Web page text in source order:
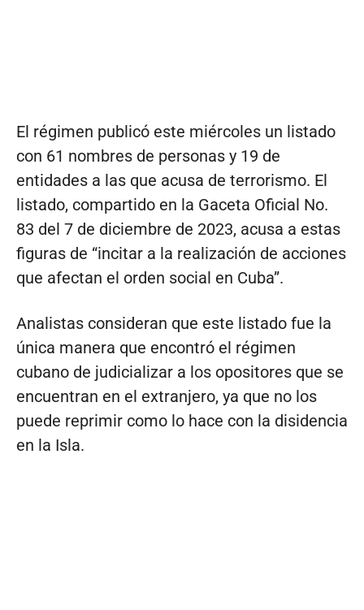
El régimen publicó este miércoles un listado
con 61 nombres de personas y 19 de
entidades a las que acusa de terrorismo. El
listado, compartido en la Gaceta Oficial No.
83 del 7 de diciembre de 2023, acusa a estas
figuras de “incitar a la realización de acciones
que afectan el orden social en Cuba”.
Analistas consideran que este listado fue la
única manera que encontró el régimen
cubano de judicializar a los opositores que se
encuentran en el extranjero, ya que no los
puede reprimir como lo hace con la disidencia
en la Isla.